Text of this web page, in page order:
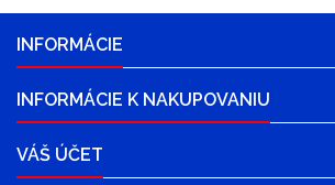
INFORMÁCIE
INFORMÁCIE K NAKUPOVANIU
VÁŠ ÚČET